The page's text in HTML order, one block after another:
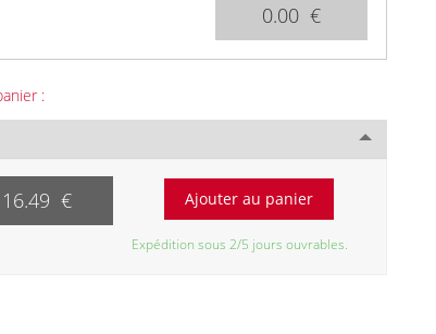
0.00 €
:
16.49 €
Expédition sous 2/5 jours ouvrables.